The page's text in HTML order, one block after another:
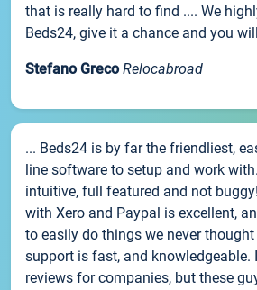
that is really hard to find .... We
Beds24, give it a chance and you
Stefano Greco Relocabroad
... Beds24 is by far the friendliest,
line software to setup and work
intuitive, full featured and not
with Xero and Paypal is excellent,
to easily do things we never
support is fast, and knowledgeable.
reviews for companies, but these